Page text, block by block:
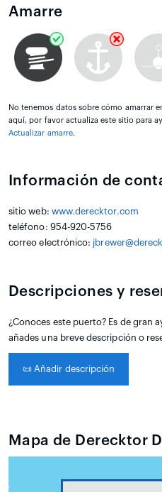
Amarre
No tenemos datos sobre cómo amarrar
aquí, por favor actualiza este sitio para
Actualizar amarre.
Información de
sitio web: www.derecktor.com
teléfono: 954-920-5756
correo electrónico:
Descripciones y
¿Conoces este puerto? Es de gran
añades una breve descripción o
📜 Añadir descripción
Mapa de Derecktor